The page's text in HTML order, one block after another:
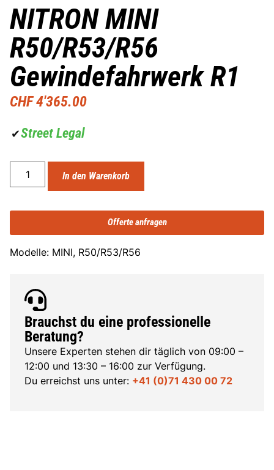
NITRON MINI
R50/R53/R56
Gewindefahrwerk R1
CHF4'365.00
✔Street Legal
In den Warenkorb
Offerte anfragen
Modelle: MINI, R50/R53/R56
Brauchst du eine professionelle
Beratung?
Unsere Experten stehen dir täglich von 09:00 –
12:00 und 13:30 – 16:00 zur Verfügung.
Du erreichst uns unter: +41 (0)71 430 00 72